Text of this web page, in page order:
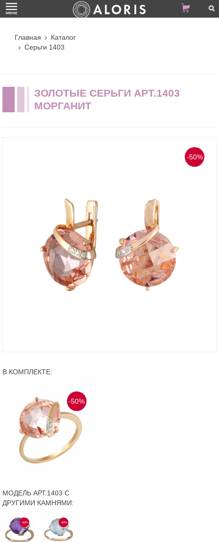
Главная
Каталог
Серьги 1403
ЗОЛОТЫЕ СЕРЬГИ АРТ.1403
МОРГАНИТ
-50%
В КОМПЛЕКТЕ:
-50%
МОДЕЛЬ АРТ.1403 С
ДРУГИМИ КАМНЯМИ:
-50% -50%